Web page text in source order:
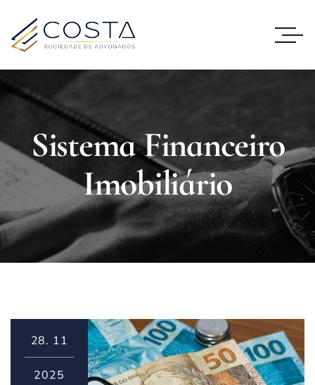
Sistema Financeiro
Imobiliário
28. 11
2025